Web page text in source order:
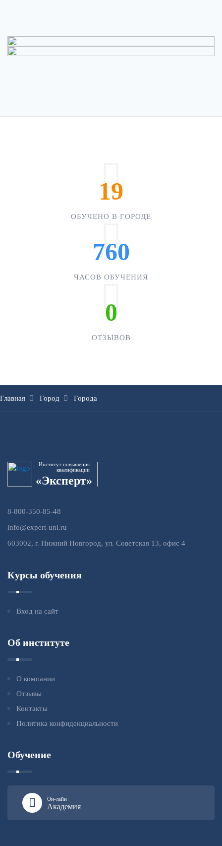
19
ОБУЧЕНО В ГОРОДЕ
760
ЧАСОВ ОБУЧЕНИЯ
0
ОТЗЫВОВ
Главная Город Города
Институт повышения
квалификации
«Эксперт»
8-800-350-85-48
info@expert-uni.ru
603002, г. Нижний Новгород, ул. Советская 13, офис 4
Курсы обучения
Вход на сайт
Об институте
О компании
Отзывы
Контакты
Политика конфиденциальности
Обучение
Он-лайн
Академия